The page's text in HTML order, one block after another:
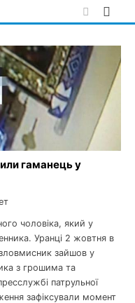
гаманець у
чоловіка, який у
Уранці 2 жовтня в
зловмисник зайшов у
з грошима та
патрульної
зафіксували момент